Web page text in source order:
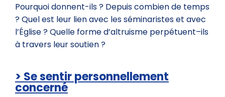
Pourquoi donnent-ils ? Depuis combien de temps
? Quel est leur lien avec les séminaristes et avec
l’Église ? Quelle forme d’altruisme perpétuent–ils
à travers leur soutien ?
> Se sentir personnellement
concerné